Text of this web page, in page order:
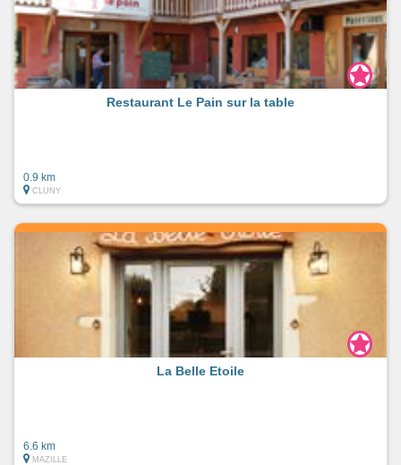
Restaurant Le Pain sur la table
0.9 km
CLUNY
La Belle Etoile
6.6 km
MAZILLE